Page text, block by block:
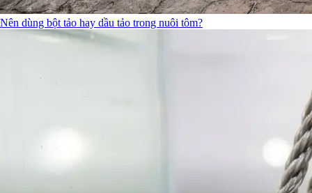
Nên dùng bột tảo hay dầu tảo trong nuôi tôm?